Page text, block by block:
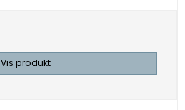
Vis produkt